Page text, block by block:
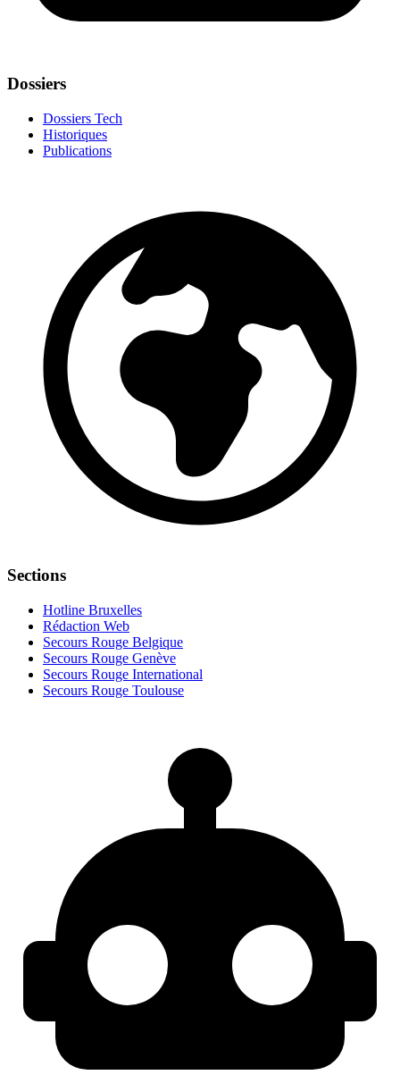
Dossiers
Dossiers Tech
Historiques
Publications
Sections
Hotline Bruxelles
Rédaction Web
Secours Rouge Belgique
Secours Rouge Genève
Secours Rouge International
Secours Rouge Toulouse